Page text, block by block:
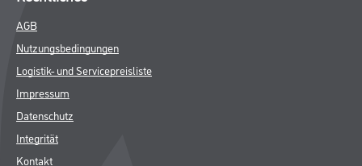
AGB
Nutzungsbedingungen
Logistik- und Servicepreisliste
Impressum
Datenschutz
Integrität
Kontakt